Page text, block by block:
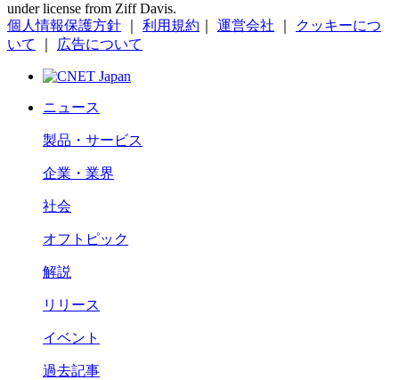
under license from Ziff Davis.
個人情報保護方針
利用規約 運営会社
クッキーにつ
いて
広告について
ニュース
製品・サービス
企業・業界
社会
オフトピック
解説
リリース
イベント
過去記事